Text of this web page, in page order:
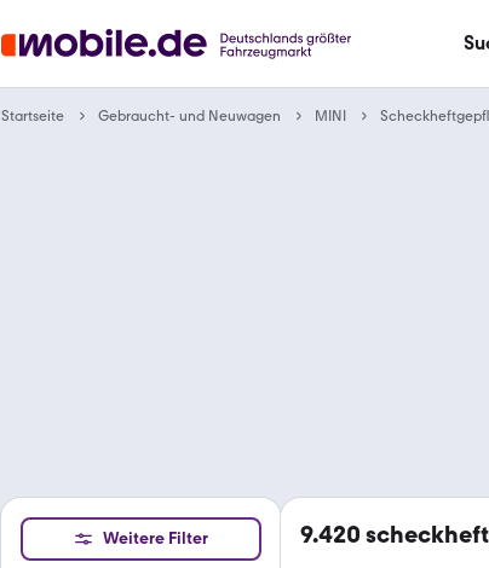
Startseite Gebraucht- und Neuwagen MINI
Weitere Filter 9.420